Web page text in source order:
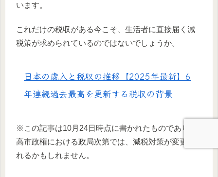
います。
これだけの税収がある今こそ、生活者に直接届く減
税策が求められているのではないでしょうか。
日本の歳入と税収の推移【2025年最新】6
年連続過去最高を更新する税収の背景
※この記事は10月24日時点に書かれたものであり、
高市政権における政局次第では、減税対策が変更さ
れるかもしれません。